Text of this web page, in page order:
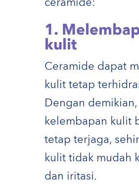
ceramide:
1.
kulit
Ceramide dapat
kulit tetap
Dengan demikian,
kelembapan kulit
tetap terjaga,
kulit tidak mudah
dan iritasi.